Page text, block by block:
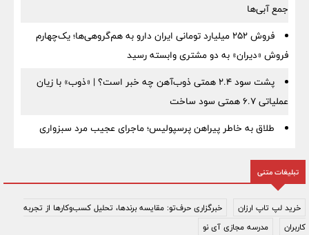
جمع آبی‌ها
فروش ۲۵۲ میلیارد تومانی ایران دارو به هم‌گروهی‌ها؛ یک‌چهارم
فروش «دیران» به دو مشتری وابسته رسید
پشت سود ۲.۴ همتی ذوب‌آهن چه خبر است؟ | «ذوب» با زیان
عملیاتی ۶.۷ همتی سود ساخت
طلاق به خاطر پیراهن پرسپولیس؛ ماجرای عجیب مرد سبزواری
تبلیغات متنی
خرید لپ تاپ ارزان
خبرگزاری حرف‌تو: مقایسه برندها، تحلیل کسب‌وکارها از تجربه
کاربران
مدرسه مجازی آی نو